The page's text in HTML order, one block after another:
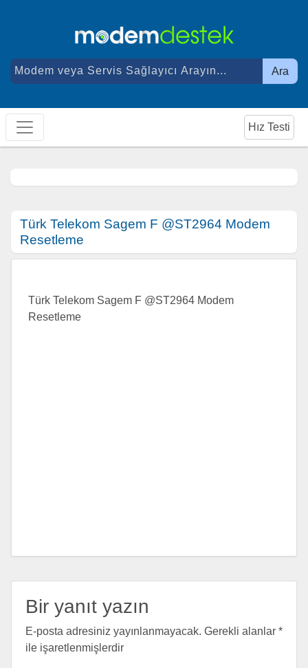
Ara
Hız Testi
Türk Telekom Sagem F @ST2964 Modem
Resetleme
Türk Telekom Sagem F @ST2964 Modem
Resetleme
Bir yanıt yazın
E-posta adresiniz yayınlanmayacak. Gerekli alanlar *
ile işaretlenmişlerdir